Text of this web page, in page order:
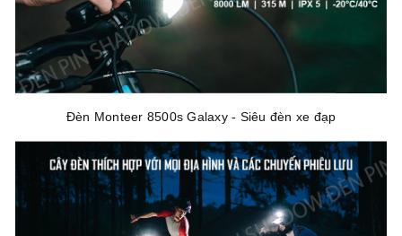
Đèn Monteer 8500s Galaxy - Siêu đèn xe đạp